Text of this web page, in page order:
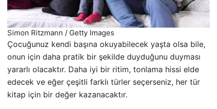
Simon Ritzmann / Getty Images
Çocuğunuz kendi başına okuyabilecek yaşta olsa bile,
onun için daha pratik bir şekilde duyduğunu duyması
yararlı olacaktır. Daha iyi bir ritim, tonlama hissi elde
edecek ve eğer çeşitli farklı türler seçerseniz, her tür
kitap için bir değer kazanacaktır.